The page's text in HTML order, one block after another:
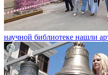
научной библиотеке нашли